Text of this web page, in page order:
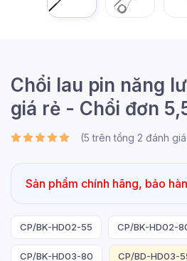
Chổi lau pin năng
giá rẻ - Chổi đơn
(5 trên tổng 2 đánh
Sản phẩm chính hãng, bảo
CP/BK-HD02-55 CP/BK-HD02-
CP/BK-HD03-80 CP/BD-HD03-